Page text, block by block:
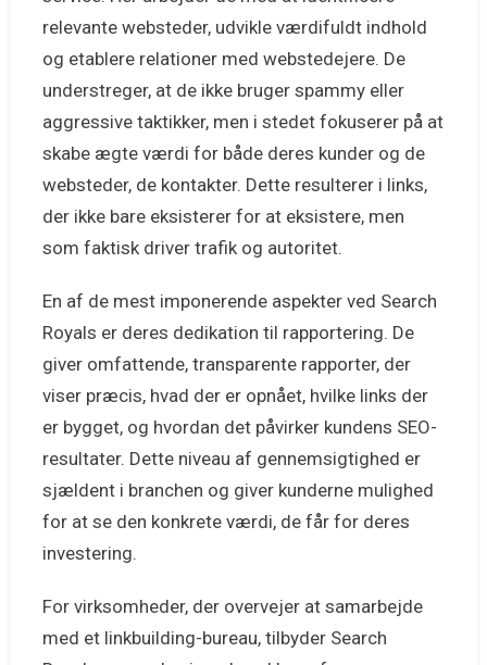
relevante websteder, udvikle værdifuldt indhold
og etablere relationer med webstedejere. De
understreger, at de ikke bruger spammy eller
aggressive taktikker, men i stedet fokuserer på at
skabe ægte værdi for både deres kunder og de
websteder, de kontakter. Dette resulterer i links,
der ikke bare eksisterer for at eksistere, men
som faktisk driver trafik og autoritet.
En af de mest imponerende aspekter ved Search
Royals er deres dedikation til rapportering. De
giver omfattende, transparente rapporter, der
viser præcis, hvad der er opnået, hvilke links der
er bygget, og hvordan det påvirker kundens SEO-
resultater. Dette niveau af gennemsigtighed er
sjældent i branchen og giver kunderne mulighed
for at se den konkrete værdi, de får for deres
investering.
For virksomheder, der overvejer at samarbejde
med et linkbuilding-bureau, tilbyder Search